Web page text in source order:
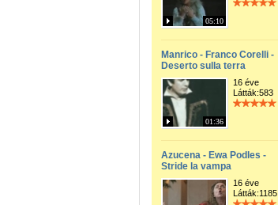
05:10
Manrico - Franco Corelli -
Deserto sulla terra
01:36
16 éve
Látták:583
Azucena - Ewa Podles -
Stride la vampa
16 éve
Látták:1185